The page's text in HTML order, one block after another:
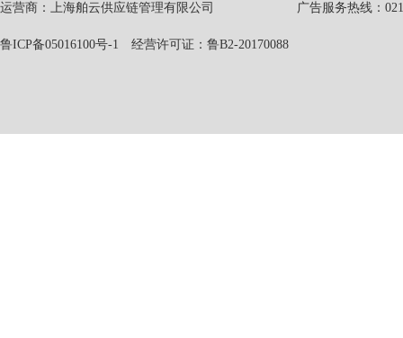
运营商：上海舶云供应链管理有限公司 广告服务热线：021-
鲁ICP备05016100号-1 经营许可证：鲁B2-20170088